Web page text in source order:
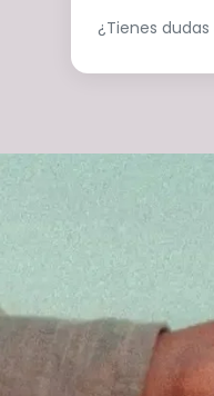
¿Tienes